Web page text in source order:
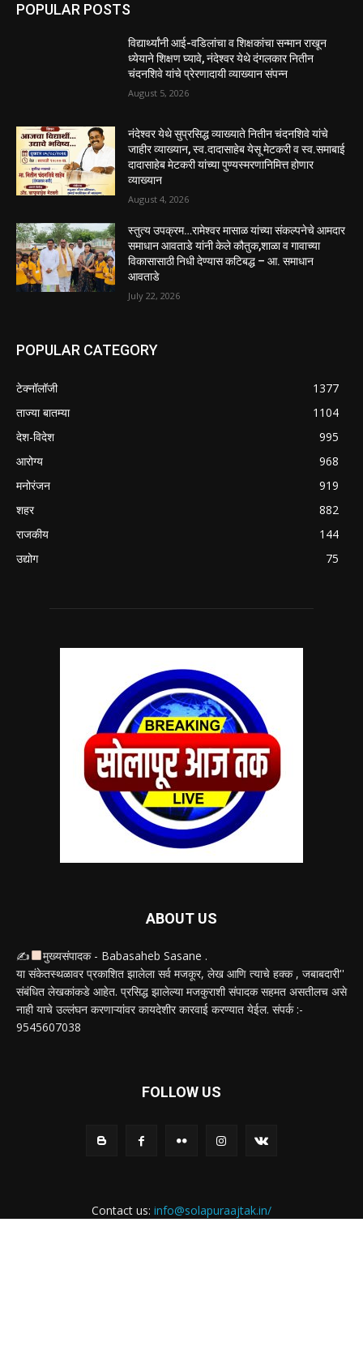
POPULAR POSTS
विद्यार्थ्यांनी आई-वडिलांचा व शिक्षकांचा सन्मान राखून
ध्येयाने शिक्षण घ्यावे, नंदेश्वर येथे दंगलकार नितीन
चंदनशिवे यांचे प्रेरणादायी व्याख्यान संपन्न
August 5, 2026
नंदेश्वर येथे सुप्रसिद्ध व्याख्याते नितीन चंदनशिवे यांचे
जाहीर व्याख्यान, स्व.दादासाहेब येसू मेटकरी व स्व.समाबाई
दादासाहेब मेटकरी यांच्या पुण्यस्मरणानिमित्त होणार
व्याख्यान
August 4, 2026
स्तुत्य उपक्रम…रामेश्वर मासाळ यांच्या संकल्पनेचे आमदार
समाधान आवताडे यांनी केले कौतुक,शाळा व गावाच्या
विकासासाठी निधी देण्यास कटिबद्ध – आ. समाधान
आवताडे
July 22, 2026
POPULAR CATEGORY
टेक्नॉलॉजी
1377
ताज्या बातम्या
1104
देश-विदेश
995
आरोग्य
968
मनोरंजन
919
शहर
882
राजकीय
144
उद्योग
75
ABOUT US
✍
मुख्यसंपादक - Babasaheb Sasane .
या संकेतस्थळावर प्रकाशित झालेला सर्व मजकूर, लेख आणि त्याचे हक्क , जबाबदारी''
संबंधित लेखकांकडे आहेत. प्रसिद्ध झालेल्या मजकुराशी संपादक सहमत असतीलच असे
नाही याचे उल्लंघन करणाऱ्यांवर कायदेशीर कारवाई करण्यात येईल. संपर्क :-
9545607038
FOLLOW US
Contact us: info@solapuraajtak.in/